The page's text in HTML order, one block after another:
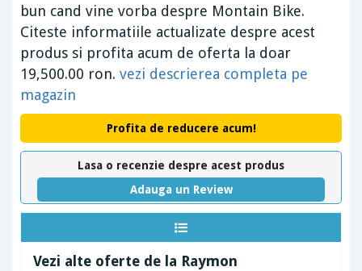
bun cand vine vorba despre Montain Bike.
Citeste informatiile actualizate despre acest
produs si profita acum de oferta la doar
19,500.00 ron. vezi descrierea completa pe
magazin
Profita de reducere acum!
Lasa o recenzie despre acest produs
Adauga un Review
Vezi alte oferte de la Raymon